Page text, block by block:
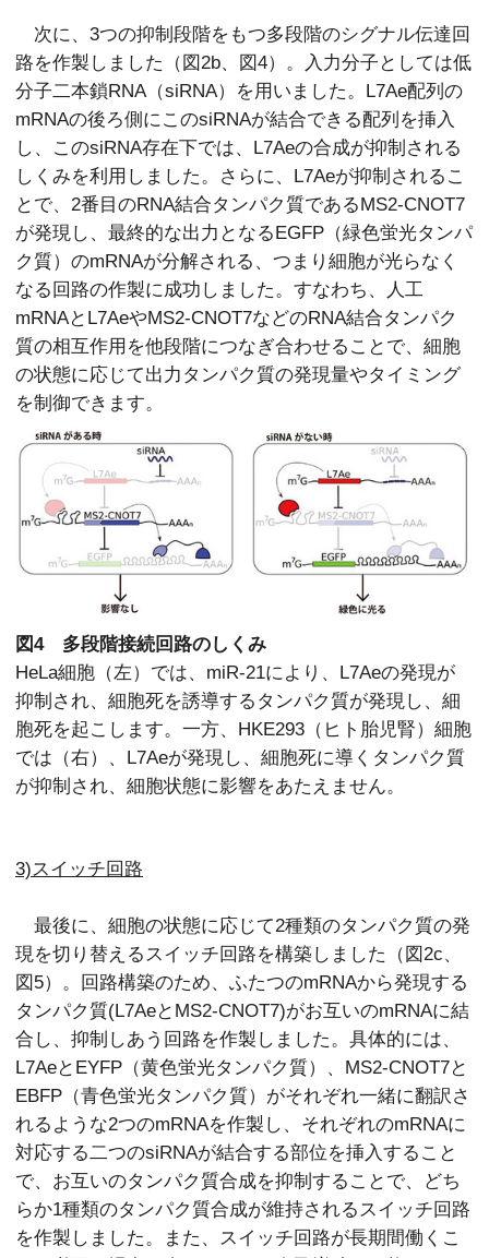
次に、3つの抑制段階をもつ多段階のシグナル伝達回
路を作製しました（図2b、図4）。入力分子としては低
分子二本鎖RNA（siRNA）を用いました。L7Ae配列の
mRNAの後ろ側にこのsiRNAが結合できる配列を挿入
し、このsiRNA存在下では、L7Aeの合成が抑制される
しくみを利用しました。さらに、L7Aeが抑制されるこ
とで、2番目のRNA結合タンパク質であるMS2-CNOT7
が発現し、最終的な出力となるEGFP（緑色蛍光タンパ
ク質）のmRNAが分解される、つまり細胞が光らなく
なる回路の作製に成功しました。すなわち、人工
mRNAとL7AeやMS2-CNOT7などのRNA結合タンパク
質の相互作用を他段階につなぎ合わせることで、細胞
の状態に応じて出力タンパク質の発現量やタイミング
を制御できます。
図4 多段階接続回路のしくみ
HeLa細胞（左）では、miR-21により、L7Aeの発現が
抑制され、細胞死を誘導するタンパク質が発現し、細
胞死を起こします。一方、HKE293（ヒト胎児腎）細胞
では（右）、L7Aeが発現し、細胞死に導くタンパク質
が抑制され、細胞状態に影響をあたえません。
3)スイッチ回路
最後に、細胞の状態に応じて2種類のタンパク質の発
現を切り替えるスイッチ回路を構築しました（図2c、
図5）。回路構築のため、ふたつのmRNAから発現する
タンパク質(L7AeとMS2-CNOT7)がお互いのmRNAに結
合し、抑制しあう回路を作製しました。具体的には、
L7AeとEYFP（黄色蛍光タンパク質）、MS2-CNOT7と
EBFP（青色蛍光タンパク質）がそれぞれ一緒に翻訳さ
れるような2つのmRNAを作製し、それぞれのmRNAに
対応する二つのsiRNAが結合する部位を挿入すること
で、お互いのタンパク質合成を抑制することで、どち
らか1種類のタンパク質合成が維持されるスイッチ回路
を作製しました。また、スイッチ回路が長期間働くこ